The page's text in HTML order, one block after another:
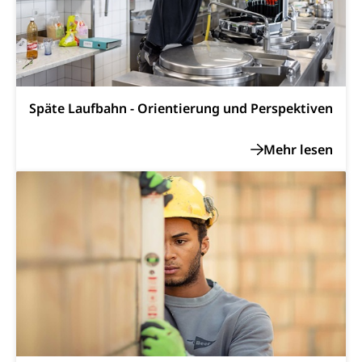
Späte Laufbahn - Orientierung und Perspektiven
Strassenverkehrsamt (Führerausweis,
Fahrzeugausweis)
Namensänderungen
Einbürgerungen
Geburt
Geburtsurkunde, Geburtsschein, Geburtsanzeige
Familienzulagen (WAS Luzern)
Kinder und Jugendliche
IV für Kinder und Jugendliche (WAS Luzern)
Betreuende Angehörige
Pflegeheimliste und freie Pflegeplätze
Betreuung von Angehörigen (WAS Luzern)
Kirche, Gottesdienst, Seelsorge,
Religionsvielfalt Im Kanton Luzern (unilu)
Religion (gruezi.lu.ch)
Sport
Freizeitaktivitäten, Schulsport, Spitzensport,
Breitensport, Jugend und Sport, Sportanlagen
Olympiateam Kanton Luzern